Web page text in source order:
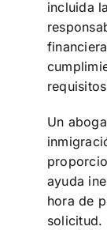
incluida la
Un
ayuda
hora de
solicitud.